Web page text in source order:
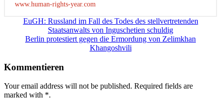
www.human-rights-year.com
Beitragsnavigation
EuGH: Russland im Fall des Todes des stellvertretenden
Staatsanwalts von Inguschetien schuldig
Berlin protestiert gegen die Ermordung von Zelimkhan
Khangoshvili
Kommentieren
Your email address will not be published. Required fields are
marked with *.